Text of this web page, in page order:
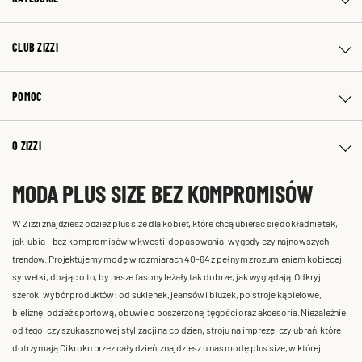
CLUB ZIZZI
POMOC
O ZIZZI
MODA PLUS SIZE BEZ KOMPROMISÓW
W Zizzi znajdziesz odzież plus size dla kobiet, które chcą ubierać się dokładnie tak,
jak lubią – bez kompromisów w kwestii dopasowania, wygody czy najnowszych
trendów. Projektujemy modę w rozmiarach 40-64 z pełnym zrozumieniem kobiecej
sylwetki, dbając o to, by nasze fasony leżały tak dobrze, jak wyglądają. Odkryj
szeroki wybór produktów: od sukienek, jeansów i bluzek, po stroje kąpielowe,
bieliznę, odzież sportową, obuwie o poszerzonej tęgości oraz akcesoria. Niezależnie
od tego, czy szukasz nowej stylizacji na co dzień, stroju na imprezę, czy ubrań, które
dotrzymają Ci kroku przez cały dzień, znajdziesz u nas modę plus size, w której